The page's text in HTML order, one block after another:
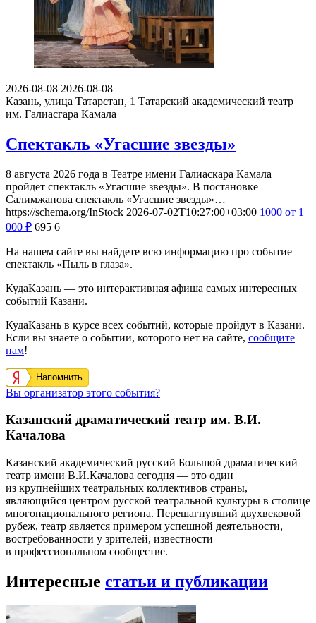
2026-08-08 2026-08-08
Казань, улица Татарстан, 1 Татарский академический театр
им. Галиасгара Камала
Спектакль «Угасшие звезды»
8 августа 2026 года в Театре имени Галиаскара Камала
пройдет спектакль «Угасшие звезды». В постановке
Салимжанова спектакль «Угасшие звезды»…
https://schema.org/InStock 2026-07-02T10:27:00+03:00 1000 от 1
000 ₽ 695 6
На нашем сайте вы найдете всю информацию про событие
спектакль «Пыль в глаза».
КудаКазань — это интерактивная афиша самых интересных
событий Казани.
КудаКазань в курсе всех событий, которые пройдут в Казани.
Если вы знаете о событии, которого нет на сайте, сообщите
нам!
Напомнить
Вы организатор этого события?
Казанский драматический театр им. В.И.
Качалова
Казанский академический русский Большой драматический
театр имени В.И.Качалова сегодня — это один
из крупнейших театральных коллективов страны,
являющийся центром русской театральной культуры в столице
многонационального региона. Перешагнувший двухвековой
рубеж, театр является примером успешной деятельности,
востребованности у зрителей, известности
в профессиональном сообществе.
Интересные статьи и публикации